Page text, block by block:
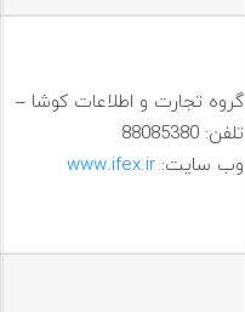
گروه تجارت و اطلاعات کوشا –
تلفن: 88085380
وب سایت: www.ifex.ir